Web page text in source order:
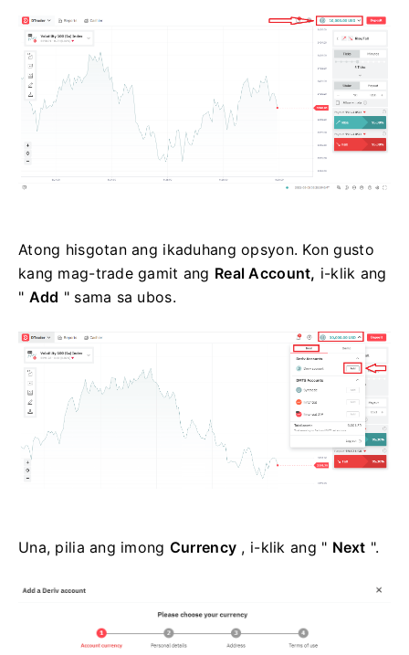
Atong hisgotan ang ikaduhang opsyon. Kon gusto
kang mag-trade gamit ang Real Account, i-klik ang
" Add " sama sa ubos.
Una, pilia ang imong Currency , i-klik ang " Next ".